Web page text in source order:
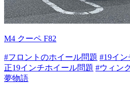
M4 クーペ F82
#フロントのホイール問題 #19イ
正19インチホイール問題 #ウィン
夢物語